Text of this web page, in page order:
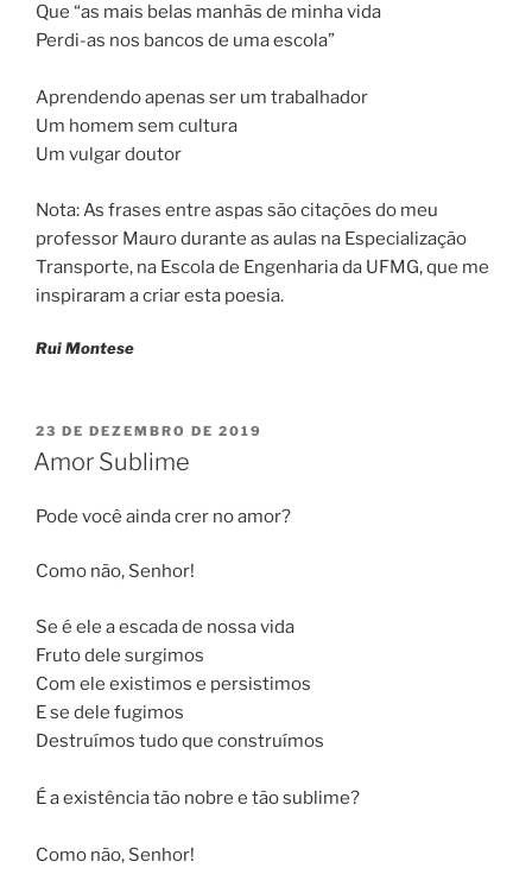
Que “as mais belas manhãs de minha vida
Perdi-as nos bancos de uma escola”
Aprendendo apenas ser um trabalhador
Um homem sem cultura
Um vulgar doutor
Nota: As frases entre aspas são citações do meu
professor Mauro durante as aulas na Especialização
Transporte, na Escola de Engenharia da UFMG, que me
inspiraram a criar esta poesia.
Rui Montese
PUBLICADO
EM
23 DE DEZEMBRO DE 2019
Amor Sublime
Pode você ainda crer no amor?
Como não, Senhor!
Se é ele a escada de nossa vida
Fruto dele surgimos
Com ele existimos e persistimos
E se dele fugimos
Destruímos tudo que construímos
É a existência tão nobre e tão sublime?
Como não, Senhor!